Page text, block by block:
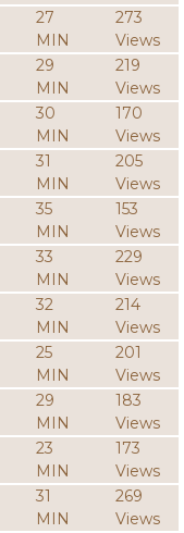
27
MIN
273
Views
29
MIN
219
Views
30
MIN
170
Views
31
MIN
205
Views
35
MIN
153
Views
33
MIN
229
Views
32
MIN
214
Views
25
MIN
201
Views
29
MIN
183
Views
23
MIN
173
Views
31
MIN
269
Views